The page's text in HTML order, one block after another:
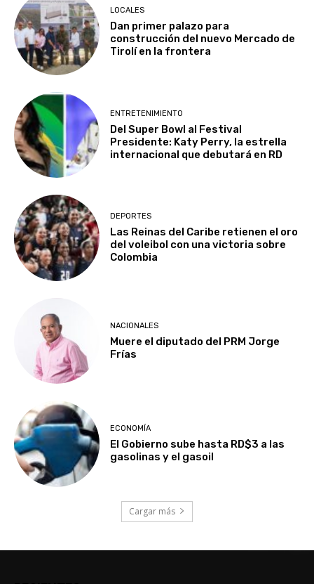
LOCALES
Dan primer palazo para
construcción del nuevo Mercado de
Tirolí en la frontera
ENTRETENIMIENTO
Del Super Bowl al Festival
Presidente: Katy Perry, la estrella
internacional que debutará en RD
DEPORTES
Las Reinas del Caribe retienen el oro
del voleibol con una victoria sobre
Colombia
NACIONALES
Muere el diputado del PRM Jorge
Frías
ECONOMÍA
El Gobierno sube hasta RD$3 a las
gasolinas y el gasoil
Cargar más